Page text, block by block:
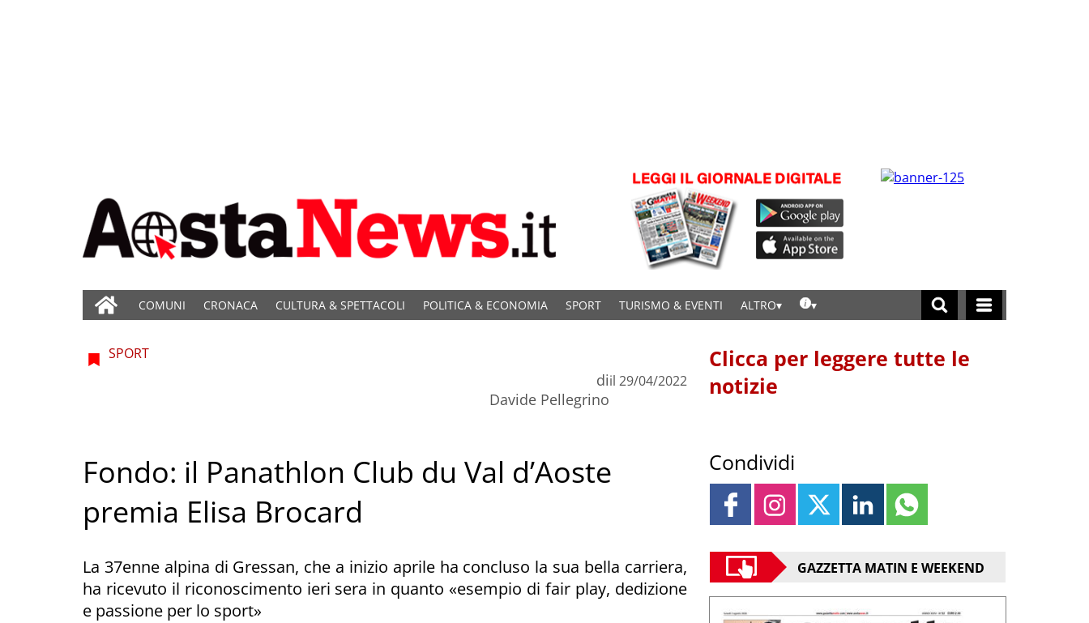
COMUNI CRONACA CULTURA & SPETTACOLI POLITICA & ECONOMIA SPORT TURISMO & EVENTI ALTRO
SPORT
di
Davide Pellegrino
il 29/04/2022
Fondo: il Panathlon Club du Val d’Aoste
premia Elisa Brocard
La 37enne alpina di Gressan, che a inizio aprile ha concluso la sua bella carriera,
ha ricevuto il riconoscimento ieri sera in quanto «esempio di fair play, dedizione
e passione per lo sport»
Clicca per leggere tutte le
notizie
Condividi
GAZZETTA MATIN E WEEKEND